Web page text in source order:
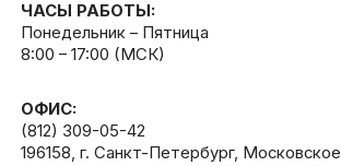
ЧАСЫ РАБОТЫ:
Понедельник – Пятница
8:00 – 17:00 (МСК)
ОФИС:
(812) 309-05-42
196158, г. Санкт-Петербург, Московское